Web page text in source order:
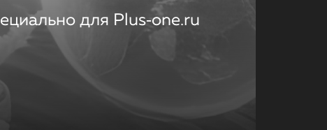
для Plus‑one.ru